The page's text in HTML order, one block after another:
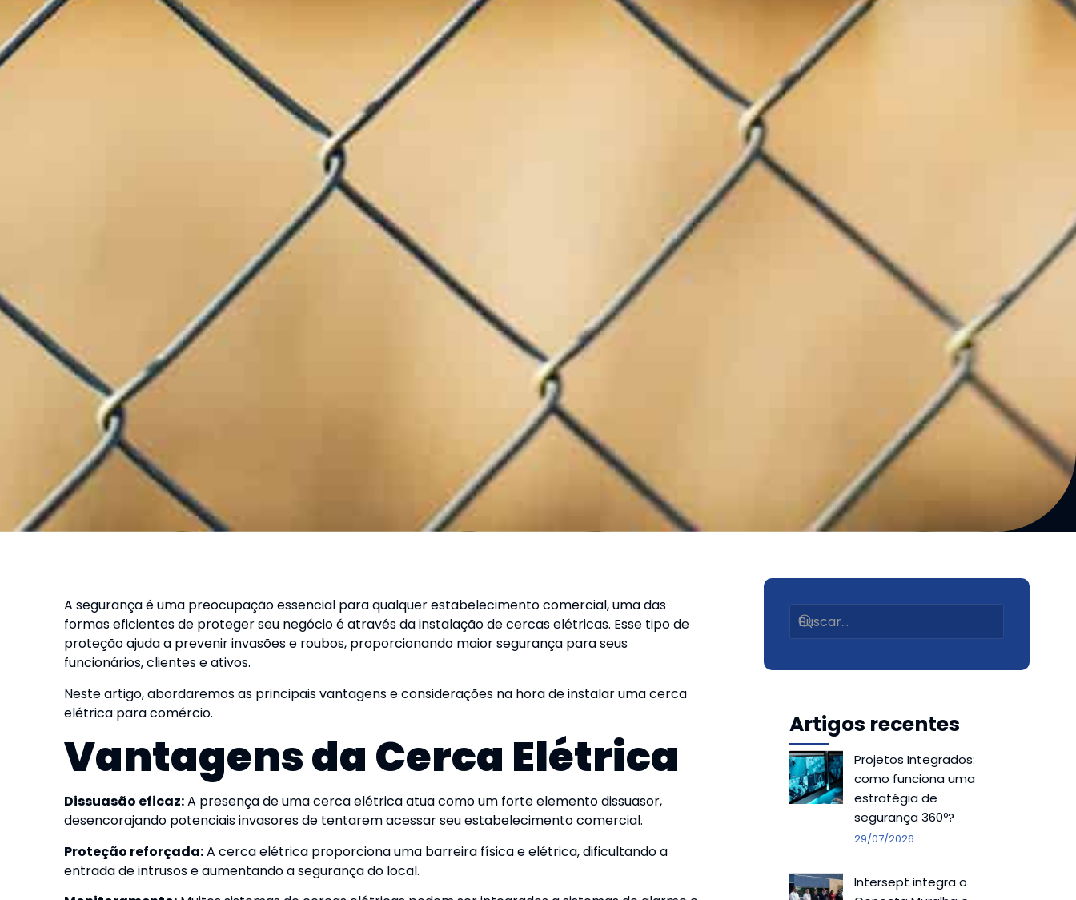
A segurança é uma preocupação essencial para qualquer estabelecimento comercial, uma das
formas eficientes de proteger seu negócio é através da instalação de cercas elétricas. Esse tipo de
proteção ajuda a prevenir invasões e roubos, proporcionando maior segurança para seus
funcionários, clientes e ativos.
Neste artigo, abordaremos as principais vantagens e considerações na hora de instalar uma cerca
elétrica para comércio.
Vantagens da Cerca Elétrica
Dissuasão eficaz:A presença de uma cerca elétrica atua como um forte elemento dissuasor,
desencorajando potenciais invasores de tentarem acessar seu estabelecimento comercial.
Proteção reforçada:A cerca elétrica proporciona uma barreira física e elétrica, dificultando a
entrada de intrusos e aumentando a segurança do local.
Artigos recentes
Projetos Integrados:
como funciona uma
estratégia de
segurança 360º?
29/07/2026
Intersept integra o